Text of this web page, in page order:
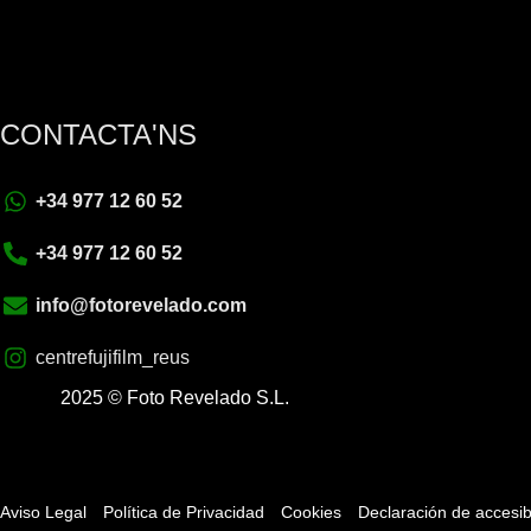
CONTACTA'NS
+34 977 12 60 52
+34 977 12 60 52
info@fotorevelado.com
centrefujifilm_reus
2025 © Foto Revelado S.L.
Aviso Legal Política de Privacidad Cookies Declaración de